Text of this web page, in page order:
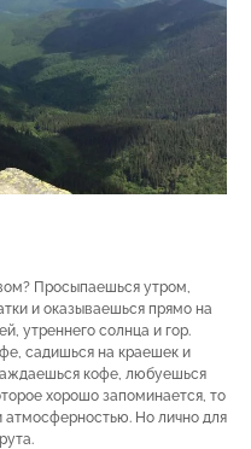
Просыпаешься утром,
и оказываешься прямо на
утреннего солнца и гор.
садишься на краешек и
кофе, любуешься
хорошо запоминается, то
атмосферностью. Но лично для